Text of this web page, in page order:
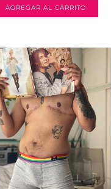
AGREGAR AL CARRITO